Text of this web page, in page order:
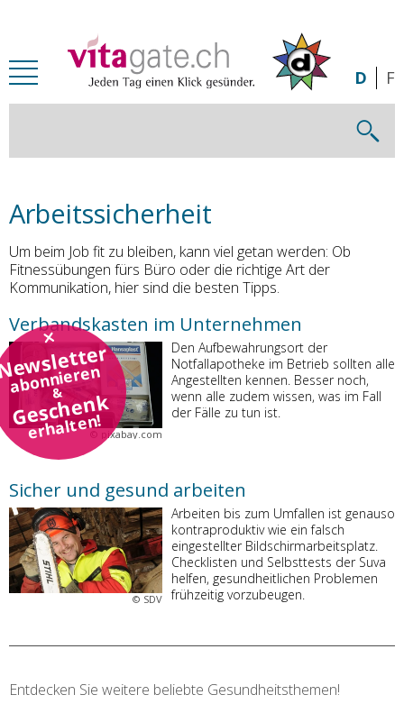
abonnieren
&
Geschenk
erhalten!
D F
Arbeitssicherheit
Um beim Job fit zu bleiben, kann viel getan werden: Ob
Fitnessübungen fürs Büro oder die richtige Art der
Kommunikation, hier sind die besten Tipps.
Verbandskasten im Unternehmen
© pixabay.com
Den Aufbewahrungsort der
Notfallapotheke im Betrieb sollten alle
Angestellten kennen. Besser noch,
wenn alle zudem wissen, was im Fall
der Fälle zu tun ist.
Sicher und gesund arbeiten
© SDV
Arbeiten bis zum Umfallen ist genauso
kontraproduktiv wie ein falsch
eingestellter Bildschirmarbeitsplatz.
Checklisten und Selbsttests der Suva
helfen, gesundheitlichen Problemen
frühzeitig vorzubeugen.
Entdecken Sie weitere beliebte Gesundheitsthemen!